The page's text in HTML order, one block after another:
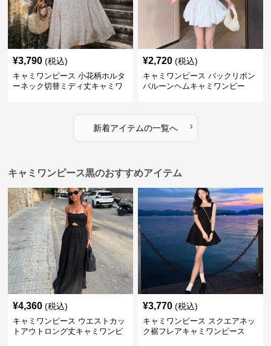
¥3,790 (税込)
キャミワンピース 小花柄ホルタ
ーネック切替ミディ丈キャミワ
¥2,720 (税込)
キャミワンピース バックリボン
バルーンヘムキャミワンピー
新着アイテムの一覧へ ›
キャミワンピース黒のおすすめアイテム
¥4,360 (税込)
キャミワンピース ウエストカッ
トアウトロング丈キャミワンピ
¥3,770 (税込)
キャミワンピース スクエアネッ
ク裾フレアキャミワンピース